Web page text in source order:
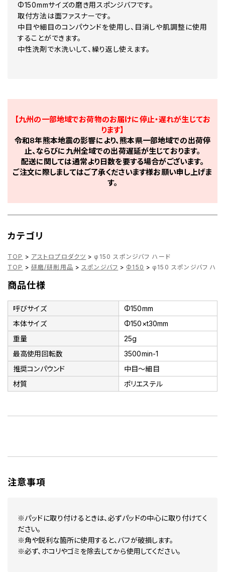
Φ150mmサイズの磨き用スポンジバフです。
取付方法は面ファスナーです。
中目や細目のコンパウンドを使用し、目消しや肌調整に使用
することができます。
中性洗剤で水洗いして、繰り返し使えます。
【九州の一部地域でお荷物のお届けに停止・遅れが生じてお
ります】
令和8年熊本地震の影響により、熊本県一部地域での出荷停
止、ならびに九州全域での出荷遅延が生じております。
配送に関しては通常より日数を要する場合がございます。
ご注文に際しましてはご了承くださいます様お願い申し上げま
す。
カテゴリ
TOP > アストロプロダクツ > φ150 スポンジバフ ハード
TOP > 研磨/研削用品 > スポンジバフ > Φ150 > φ150 スポンジバフ ハー
商品仕様
呼びサイズ
Φ150mm
本体サイズ
Φ150×t30mm
重量
25g
最高使用回転数
3500min-1
推奨コンパウンド
中目～細目
材質
ポリエステル
注意事項
※パッドに取り付けるときは、必ずパッドの中心に取り付けてく
ださい。
※角や鋭利な箇所に使用すると、バフが破損します。
※必ず、ホコリやゴミを除去してから使用してください。